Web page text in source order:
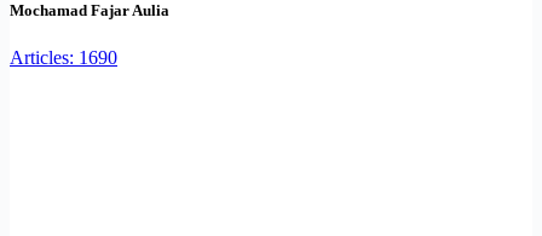
Mochamad Fajar Aulia
Articles: 1690